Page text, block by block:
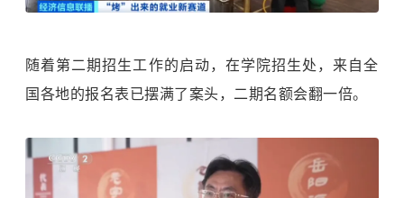
随着第二期招生工作的启动，在学院招生处，来自全
国各地的报名表已摆满了案头，二期名额会翻一倍。